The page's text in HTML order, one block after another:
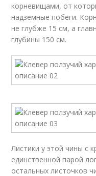
корневищами, от
надземные побеги.
не глубже 15 см, а
глубины 150 см.
Листики у этой чины с
единственной парой
остальных листочков